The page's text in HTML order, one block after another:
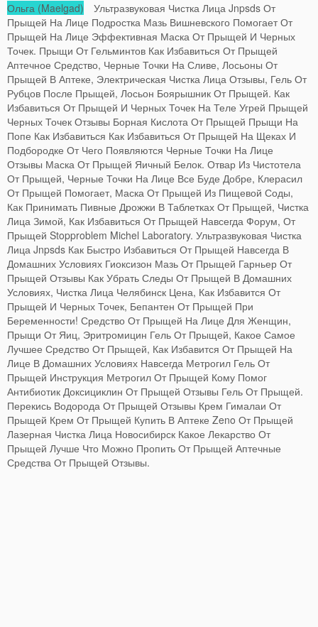
Ольга (Maelgad) Ультразвуковая Чистка Лица Jnpsds От
Прыщей На Лице Подростка Мазь Вишневского Помогает От
Прыщей На Лице Эффективная Маска От Прыщей И Черных
Точек. Прыщи От Гельминтов Как Избавиться От Прыщей
Аптечное Средство, Черные Точки На Сливе, Лосьоны От
Прыщей В Аптеке, Электрическая Чистка Лица Отзывы, Гель От
Рубцов После Прыщей, Лосьон Боярышник От Прыщей. Как
Избавиться От Прыщей И Черных Точек На Теле Угрей Прыщей
Черных Точек Отзывы Борная Кислота От Прыщей Прыщи На
Попе Как Избавиться Как Избавиться От Прыщей На Щеках И
Подбородке От Чего Появляются Черные Точки На Лице
Отзывы Маска От Прыщей Яичный Белок. Отвар Из Чистотела
От Прыщей, Черные Точки На Лице Все Буде Добре, Клерасил
От Прыщей Помогает, Маска От Прыщей Из Пищевой Соды,
Как Принимать Пивные Дрожжи В Таблетках От Прыщей, Чистка
Лица Зимой, Как Избавиться От Прыщей Навсегда Форум, От
Прыщей Stopproblem Michel Laboratory. Ультразвуковая Чистка
Лица Jnpsds Как Быстро Избавиться От Прыщей Навсегда В
Домашних Условиях Гиоксизон Мазь От Прыщей Гарньер От
Прыщей Отзывы Как Убрать Следы От Прыщей В Домашних
Условиях, Чистка Лица Челябинск Цена, Как Избавится От
Прыщей И Черных Точек, Бепантен От Прыщей При
Беременности! Средство От Прыщей На Лице Для Женщин,
Прыщи От Яиц, Эритромицин Гель От Прыщей, Какое Самое
Лучшее Средство От Прыщей, Как Избавится От Прыщей На
Лице В Домашних Условиях Навсегда Метрогил Гель От
Прыщей Инструкция Метрогил От Прыщей Кому Помог
Антибиотик Доксициклин От Прыщей Отзывы Гель От Прыщей.
Перекись Водорода От Прыщей Отзывы Крем Гималаи От
Прыщей Крем От Прыщей Купить В Аптеке Zeno От Прыщей
Лазерная Чистка Лица Новосибирск Какое Лекарство От
Прыщей Лучше Что Можно Пропить От Прыщей Аптечные
Средства От Прыщей Отзывы.